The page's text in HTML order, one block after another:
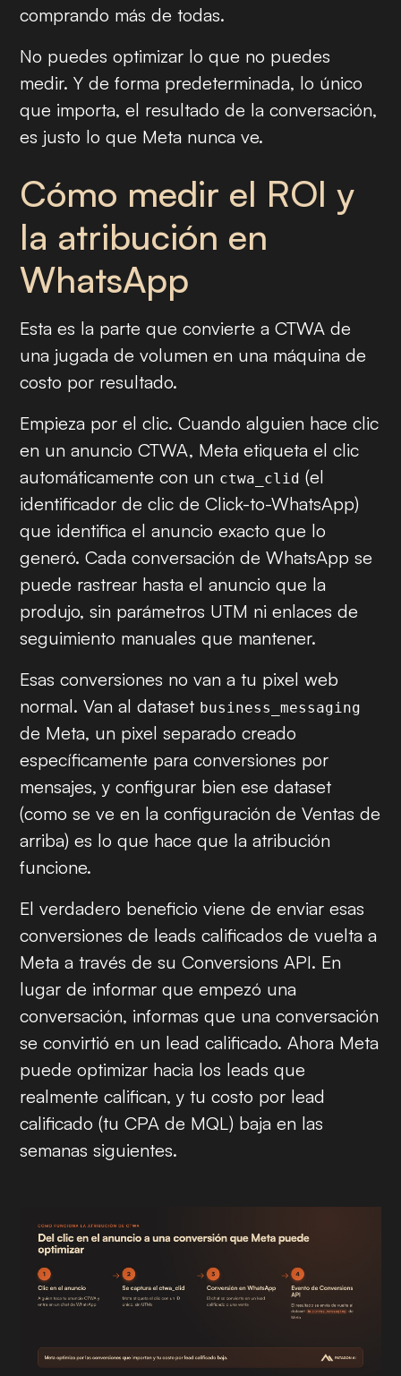
comprando más de todas.
No puedes optimizar lo que no puedes
medir. Y de forma predeterminada, lo único
que importa, el resultado de la conversación,
es justo lo que Meta nunca ve.
Cómo medir el ROI y
la atribución en
WhatsApp
Esta es la parte que convierte a CTWA de
una jugada de volumen en una máquina de
costo por resultado.
Empieza por el clic. Cuando alguien hace clic
en un anuncio CTWA, Meta etiqueta el clic
automáticamente con un ctwa_clid (el
identificador de clic de Click-to-WhatsApp)
que identifica el anuncio exacto que lo
generó. Cada conversación de WhatsApp se
puede rastrear hasta el anuncio que la
produjo, sin parámetros UTM ni enlaces de
seguimiento manuales que mantener.
Esas conversiones no van a tu pixel web
normal. Van al dataset business_messaging
de Meta, un pixel separado creado
específicamente para conversiones por
mensajes, y configurar bien ese dataset
(como se ve en la configuración de Ventas de
arriba) es lo que hace que la atribución
funcione.
El verdadero beneficio viene de enviar esas
conversiones de leads calificados de vuelta a
Meta a través de su Conversions API. En
lugar de informar que empezó una
conversación, informas que una conversación
se convirtió en un lead calificado. Ahora Meta
puede optimizar hacia los leads que
realmente califican, y tu costo por lead
calificado (tu CPA de MQL) baja en las
semanas siguientes.